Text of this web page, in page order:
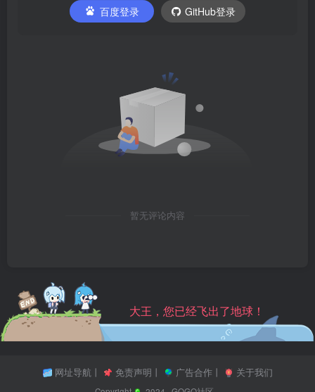
百度登录
GitHub登录
暂无评论内容
大王，您已经飞出了地球！
网址导航丨 免责声明 丨 广告合作丨 关于我们